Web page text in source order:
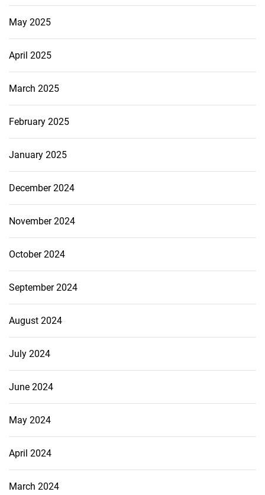
May 2025
April 2025
March 2025
February 2025
January 2025
December 2024
November 2024
October 2024
September 2024
August 2024
July 2024
June 2024
May 2024
April 2024
March 2024